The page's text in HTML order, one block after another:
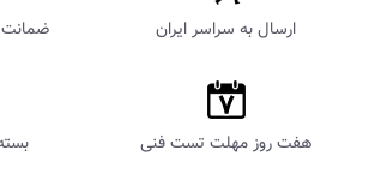
ارسال به سراسر ایران ضمانت
هفت روز مهلت تست فنی